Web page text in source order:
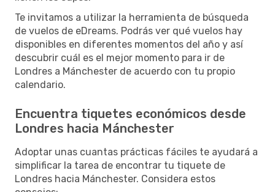
Te invitamos a utilizar la herramienta de búsqueda
de vuelos de eDreams. Podrás ver qué vuelos hay
disponibles en diferentes momentos del año y así
descubrir cuál es el mejor momento para ir de
Londres a Mánchester de acuerdo con tu propio
calendario.
Encuentra tiquetes económicos desde
Londres hacia Mánchester
Adoptar unas cuantas prácticas fáciles te ayudará a
simplificar la tarea de encontrar tu tiquete de
Londres hacia Mánchester. Considera estos